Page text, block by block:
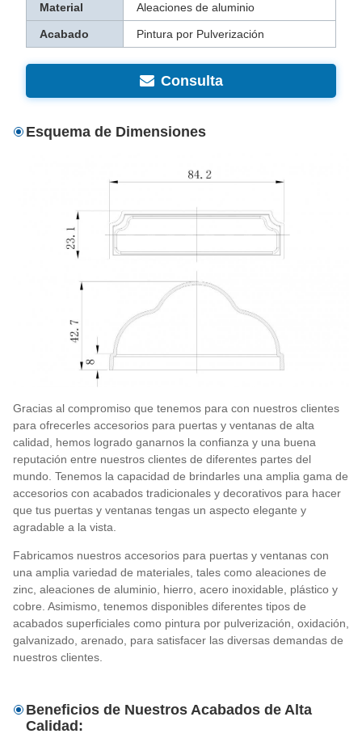
Material Aleaciones de aluminio
Acabado Pintura por Pulverización
Consulta
Esquema de Dimensiones
Gracias al compromiso que tenemos para con nuestros clientes
para ofrecerles accesorios para puertas y ventanas de alta
calidad, hemos logrado ganarnos la confianza y una buena
reputación entre nuestros clientes de diferentes partes del
mundo. Tenemos la capacidad de brindarles una amplia gama de
accesorios con acabados tradicionales y decorativos para hacer
que tus puertas y ventanas tengas un aspecto elegante y
agradable a la vista.
Fabricamos nuestros accesorios para puertas y ventanas con
una amplia variedad de materiales, tales como aleaciones de
zinc, aleaciones de aluminio, hierro, acero inoxidable, plástico y
cobre. Asimismo, tenemos disponibles diferentes tipos de
acabados superficiales como pintura por pulverización, oxidación,
galvanizado, arenado, para satisfacer las diversas demandas de
nuestros clientes.
Beneficios de Nuestros Acabados de Alta
Calidad: